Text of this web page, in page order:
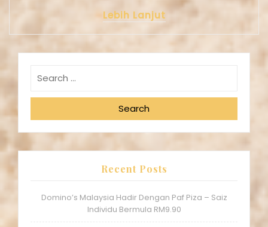
Lebih Lanjut
Search
Recent Posts
Domino’s Malaysia Hadir Dengan Paf Piza – Saiz
Individu Bermula RM9.90